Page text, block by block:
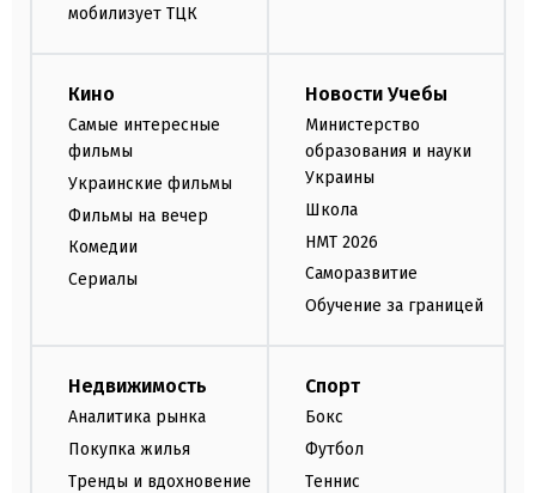
мобилизует ТЦК
Кино
Самые интересные
фильмы
Украинские фильмы
Фильмы на вечер
Комедии
Сериалы
Новости Учебы
Министерство
образования и науки
Украины
Школа
НМТ 2026
Саморазвитие
Обучение за границей
Недвижимость
Аналитика рынка
Покупка жилья
Тренды и вдохновение
Спорт
Бокс
Футбол
Теннис